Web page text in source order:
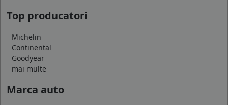
Top producatori
Michelin
Continental
Goodyear
mai multe
Marca auto